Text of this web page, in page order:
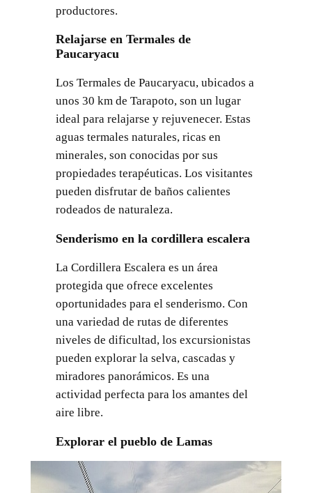
productores.
Relajarse en Termales de
Paucaryacu
Los Termales de Paucaryacu, ubicados a
unos 30 km de Tarapoto, son un lugar
ideal para relajarse y rejuvenecer. Estas
aguas termales naturales, ricas en
minerales, son conocidas por sus
propiedades terapéuticas. Los visitantes
pueden disfrutar de baños calientes
rodeados de naturaleza.
Senderismo en la cordillera escalera
La Cordillera Escalera es un área
protegida que ofrece excelentes
oportunidades para el senderismo. Con
una variedad de rutas de diferentes
niveles de dificultad, los excursionistas
pueden explorar la selva, cascadas y
miradores panorámicos. Es una
actividad perfecta para los amantes del
aire libre.
Explorar el pueblo de Lamas